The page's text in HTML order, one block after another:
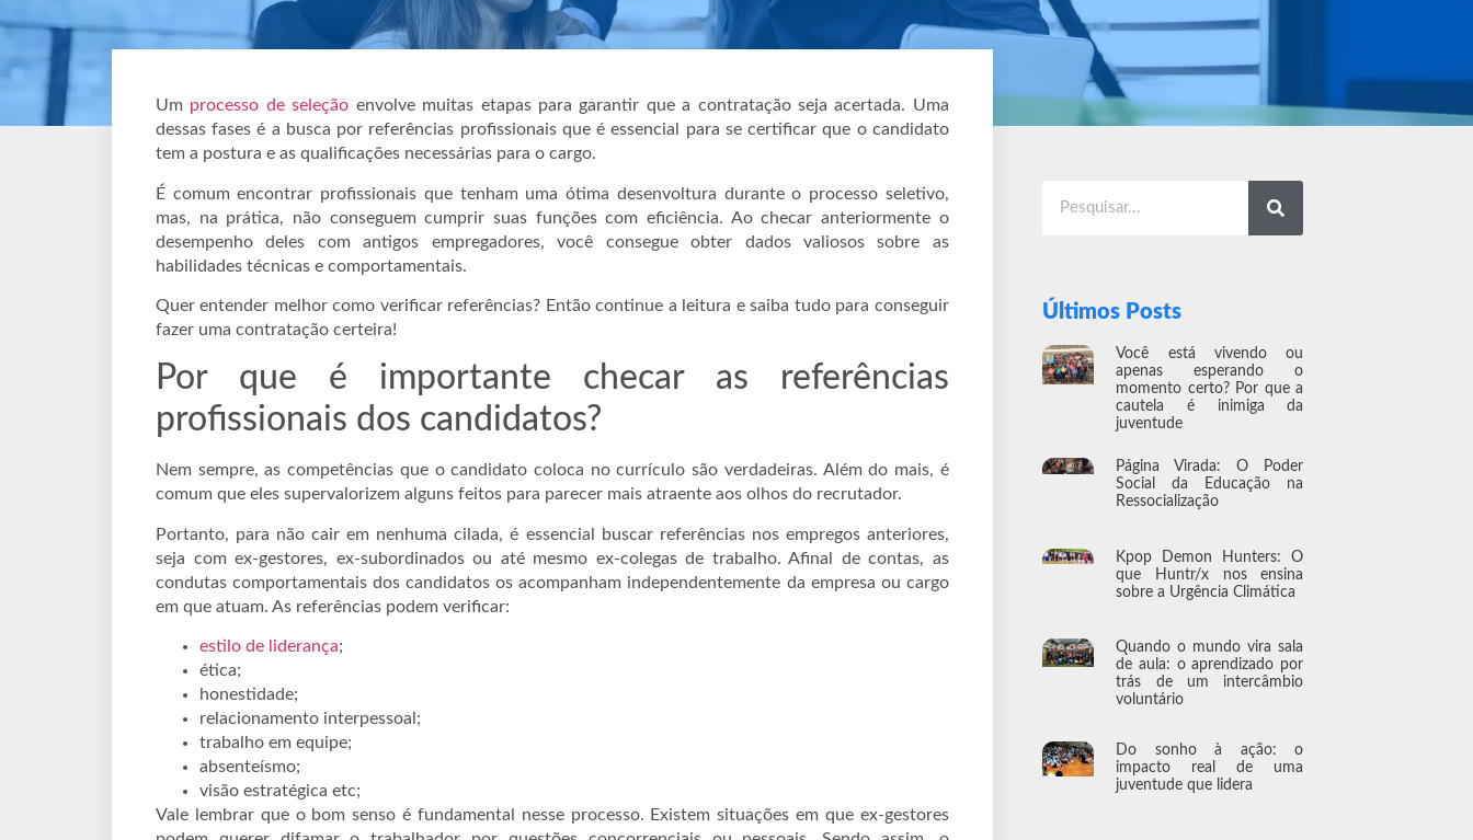
Um processo de seleção envolve muitas etapas para garantir que a contratação seja acertada. Uma
dessas fases é a busca por referências profissionais que é essencial para se certificar que o candidato
tem a postura e as qualificações necessárias para o cargo.
É comum encontrar profissionais que tenham uma ótima desenvoltura durante o processo seletivo,
mas, na prática, não conseguem cumprir suas funções com eficiência. Ao checar anteriormente o
desempenho deles com antigos empregadores, você consegue obter dados valiosos sobre as
habilidades técnicas e comportamentais.
Quer entender melhor como verificar referências? Então continue a leitura e saiba tudo para conseguir
fazer uma contratação certeira!
Por que é importante checar as referências
profissionais dos candidatos?
Nem sempre, as competências que o candidato coloca no currículo são verdadeiras. Além do mais, é
comum que eles supervalorizem alguns feitos para parecer mais atraente aos olhos do recrutador.
Portanto, para não cair em nenhuma cilada, é essencial buscar referências nos empregos anteriores,
seja com ex-gestores, ex-subordinados ou até mesmo ex-colegas de trabalho. Afinal de contas, as
condutas comportamentais dos candidatos os acompanham independentemente da empresa ou cargo
em que atuam. As referências podem verificar:
estilo de liderança;
ética;
honestidade;
relacionamento interpessoal;
trabalho em equipe;
absenteísmo;
visão estratégica etc;
Vale lembrar que o bom senso é fundamental nesse processo. Existem situações em que ex-gestores
Últimos Posts
Você está vivendo ou
apenas esperando o
momento certo? Por que a
cautela é inimiga da
juventude
Página Virada: O Poder
Social da Educação na
Ressocialização
Kpop Demon Hunters: O
que Huntr/x nos ensina
sobre a Urgência Climática
Quando o mundo vira sala
de aula: o aprendizado por
trás de um intercâmbio
voluntário
Do sonho à ação: o
impacto real de uma
juventude que lidera